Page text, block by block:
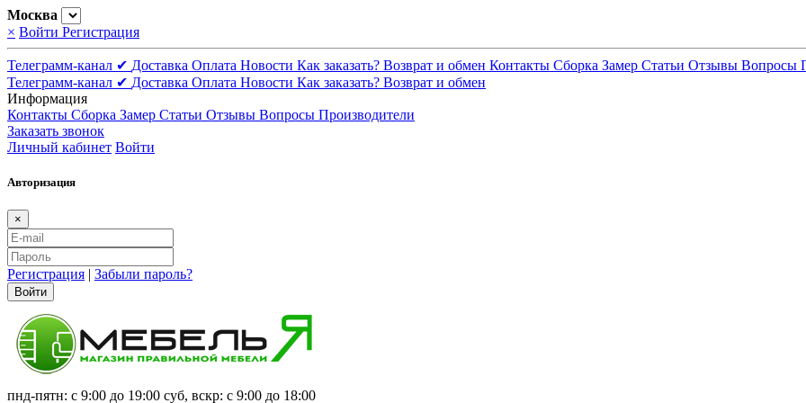
Москва
× Войти Регистрация
Телеграмм-канал ✔ Доставка Оплата Новости Как заказать? Возврат и обмен Контакты Сборка Замер Статьи Отзывы Вопросы
Телеграмм-канал ✔ Доставка Оплата Новости Как заказать? Возврат и обмен
Информация
Контакты Сборка Замер Статьи Отзывы Вопросы Производители
Заказать звонок
Личный кабинет Войти
Авторизация
×
Регистрация | Забыли пароль?
Войти
пнд-пятн: с 9:00 до 19:00 суб, вскр: с 9:00 до 18:00